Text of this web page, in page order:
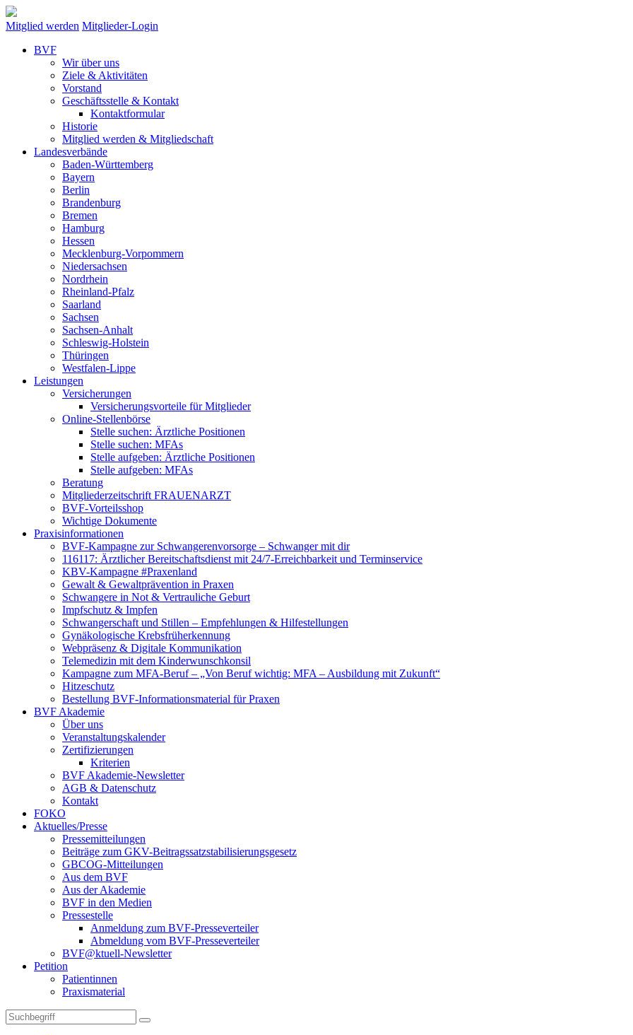
Mitglied werden Mitglieder-Login
BVF
Wir über uns
Ziele & Aktivitäten
Vorstand
Geschäftsstelle & Kontakt
Kontaktformular
Historie
Mitglied werden & Mitgliedschaft
Landesverbände
Baden-Württemberg
Bayern
Berlin
Brandenburg
Bremen
Hamburg
Hessen
Mecklenburg-Vorpommern
Niedersachsen
Nordrhein
Rheinland-Pfalz
Saarland
Sachsen
Sachsen-Anhalt
Schleswig-Holstein
Thüringen
Westfalen-Lippe
Leistungen
Versicherungen
Versicherungsvorteile für Mitglieder
Online-Stellenbörse
Stelle suchen: Ärztliche Positionen
Stelle suchen: MFAs
Stelle aufgeben: Ärztliche Positionen
Stelle aufgeben: MFAs
Beratung
Mitgliederzeitschrift FRAUENARZT
BVF-Vorteilsshop
Wichtige Dokumente
Praxisinformationen
BVF-Kampagne zur Schwangerenvorsorge – Schwanger mit dir
116117: Ärztlicher Bereitschaftsdienst mit 24/7-Erreichbarkeit und Terminservice
KBV-Kampagne #Praxenland
Gewalt & Gewaltprävention in Praxen
Schwangere in Not & Vertrauliche Geburt
Impfschutz & Impfen
Schwangerschaft und Stillen – Empfehlungen & Hilfestellungen
Gynäkologische Krebsfrüherkennung
Webpräsenz & Digitale Kommunikation
Telemedizin mit dem Kinderwunschkonsil
Kampagne zum MFA-Beruf – „Von Beruf wichtig: MFA – Ausbildung mit Zukunft“
Hitzeschutz
Bestellung BVF-Informationsmaterial für Praxen
BVF Akademie
Über uns
Veranstaltungskalender
Zertifizierungen
Kriterien
BVF Akademie-Newsletter
AGB & Datenschutz
Kontakt
FOKO
Aktuelles/Presse
Pressemitteilungen
Beiträge zum GKV-Beitragssatzstabilisierungsgesetz
GBCOG-Mitteilungen
Aus dem BVF
Aus der Akademie
BVF in den Medien
Pressestelle
Anmeldung zum BVF-Presseverteiler
Abmeldung vom BVF-Presseverteiler
BVF@ktuell-Newsletter
Petition
Patientinnen
Praxismaterial